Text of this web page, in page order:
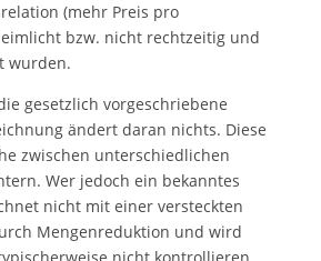
(mehr Preis pro
bzw. nicht rechtzeitig und
wurden.
gesetzlich vorgeschriebene
ändert daran nichts. Diese
zwischen unterschiedlichen
Wer jedoch ein bekanntes
nicht mit einer versteckten
Mengenreduktion und wird